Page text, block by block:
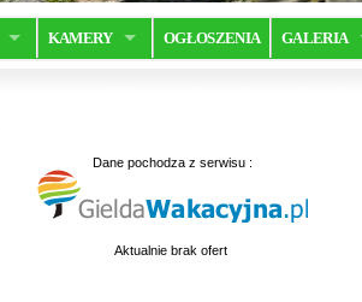
KAMERY OGŁOSZENIA GALERIA
Dane pochodza z serwisu :
Aktualnie brak ofert